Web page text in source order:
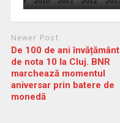
Newer Post
De 100 de ani învățământ
de nota 10 la Cluj. BNR
marchează momentul
aniversar prin batere de
monedă